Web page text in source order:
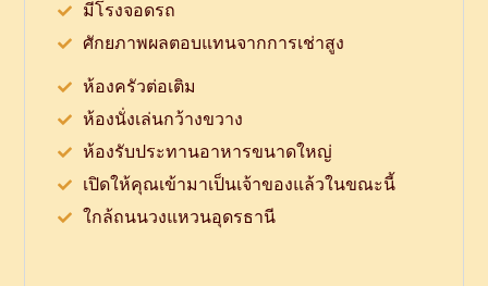
มีโรงจอดรถ
ศักยภาพผลตอบแทนจากการเช่าสูง
ห้องครัวต่อเติม
ห้องนั่งเล่นกว้างขวาง
ห้องรับประทานอาหารขนาดใหญ่
เปิดให้คุณเข้ามาเป็นเจ้าของแล้วในขณะนี้
ใกล้ถนนวงแหวนอุดรธานี